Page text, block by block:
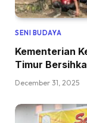
SENI BUDAYA
Kementerian
Timur
December 31, 2025